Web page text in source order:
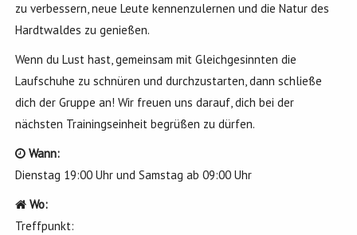
zu verbessern, neue Leute kennenzulernen und die Natur des
Hardtwaldes zu genießen.
Wenn du Lust hast, gemeinsam mit Gleichgesinnten die
Laufschuhe zu schnüren und durchzustarten, dann schließe
dich der Gruppe an! Wir freuen uns darauf, dich bei der
nächsten Trainingseinheit begrüßen zu dürfen.
Wann:
Dienstag 19:00 Uhr und Samstag ab 09:00 Uhr
Wo:
Treffpunkt: